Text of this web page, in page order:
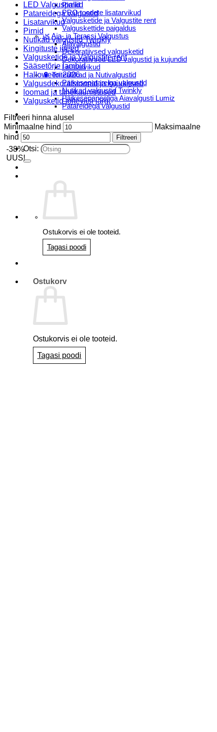
Pirnid
PRO toodete lisatarvikud
Valgusketide ja Valgustite rent
Valguskettide paigaldus
🌿 Aia- ja Terassi Valgustus
Aiavalgustid
Dekoratiivsed valgusketid
Dekoratiivsed LED valgustid ja kujundid
Lisatarvikud
🔋 Toiteallikad ja Nutivalgustid
Päikesepatareiga valgustid
Nutikad valgustid Twinkly
Päikesepaneeliga Aiavalgusti Lumiz
Patareidega valgustid
Päikeselaternad Lumiz
Valguskettide paigaldus
Blogi
Otsi:
Ostukorvis ei ole tooteid.
Tagasi poodi
Ostukorv
Ostukorvis ei ole tooteid.
Tagasi poodi
LED Valguspallid
Patareidega valgustid
Lisatarvikud
Pirnid
Nutikad valgustid Twinkly
Kingituste ideed
Valgusketide ja Valgustite rent
Sääsetõrje lambid
Halloween 2026
Valgusdekoratsioonid ja kujukesed
loomad ja tähekaunistused
Valgusketid toiteviisi järgi
Filtreeri hinna alusel
Minimaalne hind
Maksimaalne
hind
Filtreeri
-38%
UUS!